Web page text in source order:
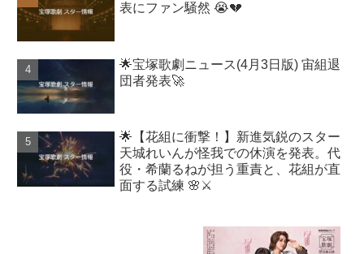
表にファン騒然 😭💔
🌟宝塚歌劇ニュース(4月3日版) 宙組退
団者発表🚀
🌟【花組に衝撃！】新進気鋭のスター
天城れいんが怪我での休演を発表。代
役・希蘭るねが担う重責と、花組が直
面する試練 🌸⚔️